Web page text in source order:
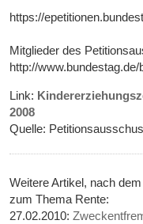
https://
Mitglieder des
http://
Link:
2008
Quelle:
Weitere Artikel, nach
zum Thema Rente:
27.02.2010: